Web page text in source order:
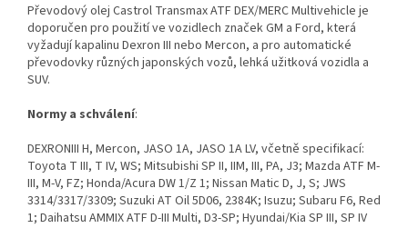
Převodový olej Castrol Transmax ATF DEX/MERC Multivehicle je
doporučen pro použití ve vozidlech značek GM a Ford, která
vyžadují kapalinu Dexron III nebo Mercon, a pro automatické
převodovky různých japonských vozů, lehká užitková vozidla a
SUV.
Normy a schválení:
DEXRONIII H, Mercon, JASO 1A, JASO 1A LV, včetně specifikací:
Toyota T III, T IV, WS; Mitsubishi SP II, IIM, III, PA, J3; Mazda ATF M-
III, M-V, FZ; Honda/Acura DW 1/Z 1; Nissan Matic D, J, S; JWS
3314/3317/3309; Suzuki AT Oil 5D06, 2384K; Isuzu; Subaru F6, Red
1; Daihatsu AMMIX ATF D-III Multi, D3-SP; Hyundai/Kia SP III, SP IV